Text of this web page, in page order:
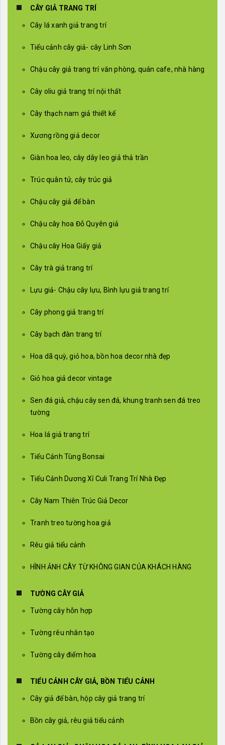
CÂY GIẢ TRANG TRÍ
Cây lá xanh giả trang trí
Tiểu cảnh cây giả- cây Linh Sơn
Chậu cây giả trang trí văn phòng, quán cafe, nhà hàng
Cây oliu giả trang trí nội thất
Cây thạch nam giả thiết kế
Xương rồng giả decor
Giàn hoa leo, cây dây leo giả thả trần
Trúc quân tử, cây trúc giả
Chậu cây giả để bàn
Chậu cây hoa Đỗ Quyên giả
Chậu cây Hoa Giấy giả
Cây trà giả trang trí
Lựu giả- Chậu cây lựu, Bình lựu giả trang trí
Cây phong giả trang trí
Cây bạch đàn trang trí
Hoa dã quỳ, giỏ hoa, bồn hoa decor nhà đẹp
Giỏ hoa giả decor vintage
Sen đá giả, chậu cây sen đá, khung tranh sen đá treo
tường
Hoa lá giả trang trí
Tiểu Cảnh Tùng Bonsai
Tiểu Cảnh Dương Xỉ Culi Trang Trí Nhà Đẹp
Cây Nam Thiên Trúc Giả Decor
Tranh treo tường hoa giả
Rêu giả tiểu cảnh
HÌNH ẢNH CÂY TỪ KHÔNG GIAN CỦA KHÁCH HÀNG
TƯỜNG CÂY GIẢ
Tường cây hỗn hợp
Tường rêu nhân tạo
Tường cây điểm hoa
TIỂU CẢNH CÂY GIẢ, BỒN TIỂU CẢNH
Cây giả để bàn, hộp cây giả trang trí
Bồn cây giả, rêu giả tiểu cảnh